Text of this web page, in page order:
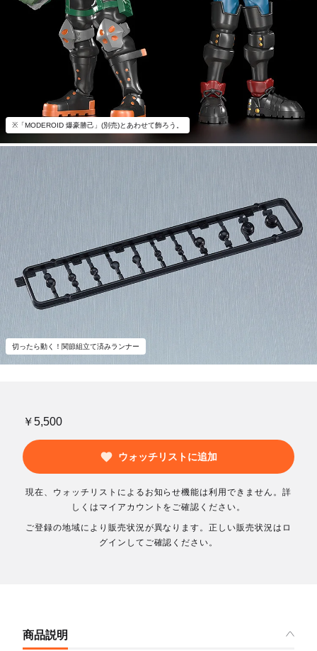
※「MODEROID 爆豪勝己」(別売)とあわせて飾ろう。
切ったら動く！関節組立て済みランナー
￥5,500
ウォッチリストに追加
現在、ウォッチリストによるお知らせ機能は利用できません。詳
しくはマイアカウントをご確認ください。
ご登録の地域により販売状況が異なります。正しい販売状況はロ
グインしてご確認ください。
商品説明